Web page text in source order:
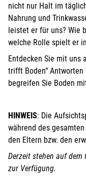
nicht nur Halt im
Nahrung und
leistet er für uns? Wie
welche Rolle spielt er
Entdecken Sie mit uns
trifft Boden“
begreifen Sie Boden
HINWEIS: Die
während des
den Eltern bzw. den
Derzeit stehen auf dem
zur Verfügung.